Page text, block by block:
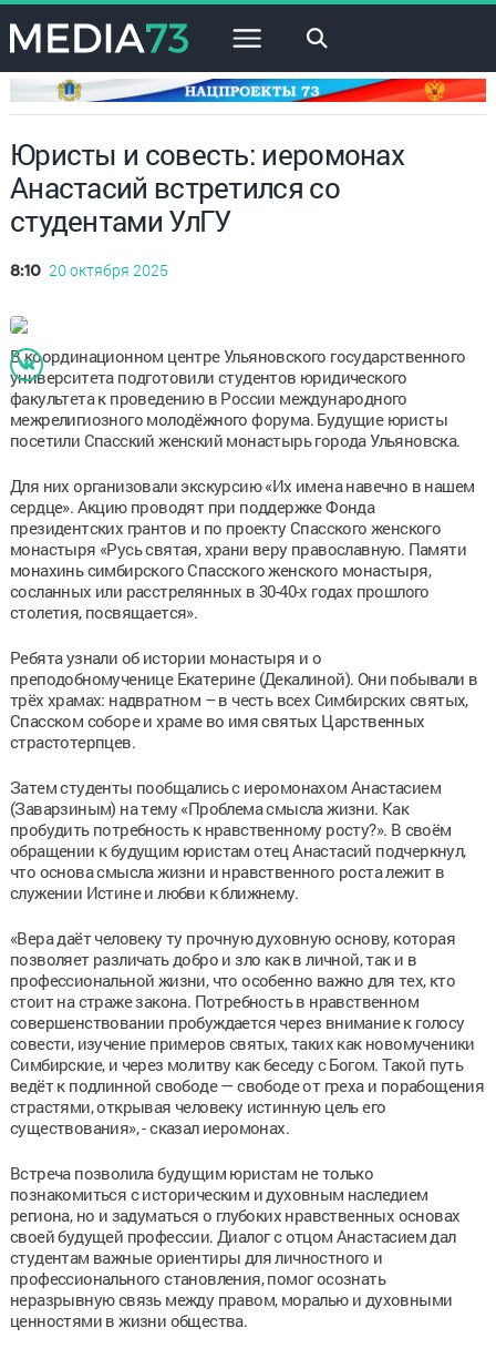
×
Юристы и совесть: иеромонах
Анастасий встретился со
студентами УлГУ
8:10 20 октября 2025
В координационном центре Ульяновского государственного
университета подготовили студентов юридического
факультета к проведению в России международного
межрелигиозного молодёжного форума. Будущие юристы
посетили Спасский женский монастырь города Ульяновска.
Для них организовали экскурсию «Их имена навечно в нашем
сердце». Акцию проводят при поддержке Фонда
президентских грантов и по проекту Спасского женского
монастыря «Русь святая, храни веру православную. Памяти
монахинь симбирского Спасского женского монастыря,
сосланных или расстрелянных в 30-40-х годах прошлого
столетия, посвящается».
Ребята узнали об истории монастыря и о
преподобномученице Екатерине (Декалиной). Они побывали в
трёх храмах: надвратном – в честь всех Симбирских святых,
Спасском соборе и храме во имя святых Царственных
страстотерпцев.
Затем студенты пообщались с иеромонахом Анастасием
(Заварзиным) на тему «Проблема смысла жизни. Как
пробудить потребность к нравственному росту?». В своём
обращении к будущим юристам отец Анастасий подчеркнул,
что основа смысла жизни и нравственного роста лежит в
служении Истине и любви к ближнему.
«Вера даёт человеку ту прочную духовную основу, которая
позволяет различать добро и зло как в личной, так и в
профессиональной жизни, что особенно важно для тех, кто
стоит на страже закона. Потребность в нравственном
совершенствовании пробуждается через внимание к голосу
совести, изучение примеров святых, таких как новомученики
Симбирские, и через молитву как беседу с Богом. Такой путь
ведёт к подлинной свободе — свободе от греха и порабощения
страстями, открывая человеку истинную цель его
существования», - сказал иеромонах.
Встреча позволила будущим юристам не только
познакомиться с историческим и духовным наследием
региона, но и задуматься о глубоких нравственных основах
своей будущей профессии. Диалог с отцом Анастасием дал
студентам важные ориентиры для личностного и
профессионального становления, помог осознать
неразрывную связь между правом, моралью и духовными
ценностями в жизни общества.